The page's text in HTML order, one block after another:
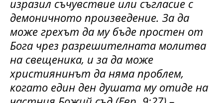
изразил съчувствие или съгласие с
демоничното произведение. За да
може грехът да му бъде простен от
Бога чрез разрешителната молитва
на свещеника, и за да може
християнинът да няма проблем,
когато един ден душата му отиде на